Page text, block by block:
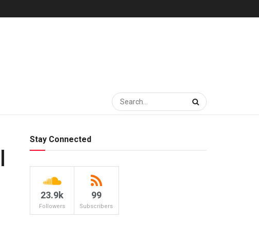
Stay Connected
23.9k
Followers
99
Subscribers